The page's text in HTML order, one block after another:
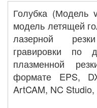
Голубка (Модель
модель летящей
лазерной
гравировки
плазменной
формате EPS,
ArtCAM, NC Studio,